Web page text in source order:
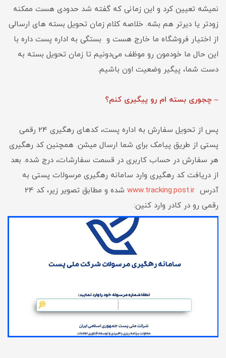
نمیشه تعیین کرد و این زمانی که گفته شد حدودی هست ممکنه
زودتر یا دیرتر هم بشه. خلاصه کلام زمان تحویل بسته های ارسالی
از اختیار فروشگاه ما خارج هست و بستگی به اداره پست داره با
این حال ما خودمون رو موظف می‌دونیم تا زمان تحویل بسته به
دست شما، پیگیر وضعیت اون باشیم.
– چجوری بسته ام رو پیگیری کنم؟
پس از تحویل سفارش به اداره پست، کدهای رهگیری 24 رقمی
پستی از طریق پیامک برای شما ارسال میشن. همچنین کد رهگیری
هر سفارش در حساب کاربری در قسمت سفارشات، درج شده. بعد
از دریافت کد رهگیری وارد سامانه رهگیری مرسولات پستی به
آدرس www.tracking.post.ir
شده و مطابق تصویر زیر، کد 24
رقمی رو در کادر وارد کنین: